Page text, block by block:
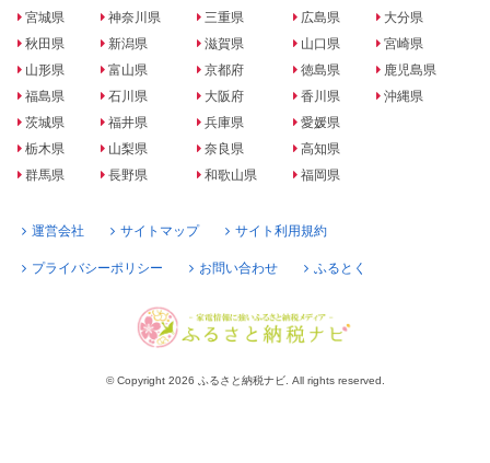
宮城県
秋田県
山形県
福島県
茨城県
栃木県
群馬県
神奈川県
新潟県
富山県
石川県
福井県
山梨県
長野県
三重県
滋賀県
京都府
大阪府
兵庫県
奈良県
和歌山県
広島県
山口県
徳島県
香川県
愛媛県
高知県
福岡県
大分県
宮崎県
鹿児島県
沖縄県
運営会社 サイトマップ サイト利用規約
プライバシーポリシー お問い合わせ ふるとく
© Copyright 2026 ふるさと納税ナビ. All rights reserved.